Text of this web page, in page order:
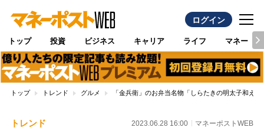
ログイン
トップ 投資 ビジネス キャリア ライフ マネー
トップ トレンド グルメ 「金兵衛」のお弁当名物「しらたきの明太子和え
トレンド 2023.06.28 16:00 マネーポストWEB